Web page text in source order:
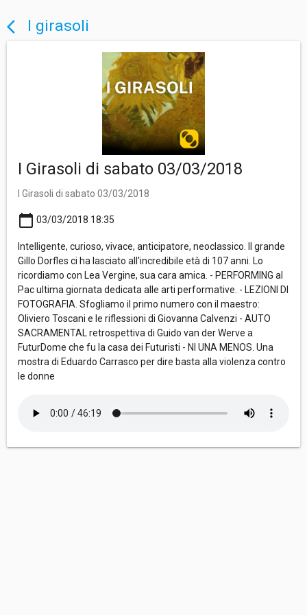
arrow_back_ios I girasoli
I Girasoli di sabato 03/03/2018
I Girasoli di sabato 03/03/2018
calendar_today 03/03/2018 18:35
Intelligente, curioso, vivace, anticipatore, neoclassico. Il grande
Gillo Dorfles ci ha lasciato all'incredibile età di 107 anni. Lo
ricordiamo con Lea Vergine, sua cara amica. - PERFORMING al
Pac ultima giornata dedicata alle arti performative. - LEZIONI DI
FOTOGRAFIA. Sfogliamo il primo numero con il maestro:
Oliviero Toscani e le riflessioni di Giovanna Calvenzi - AUTO
SACRAMENTAL retrospettiva di Guido van der Werve a
FuturDome che fu la casa dei Futuristi - NI UNA MENOS. Una
mostra di Eduardo Carrasco per dire basta alla violenza contro
le donne